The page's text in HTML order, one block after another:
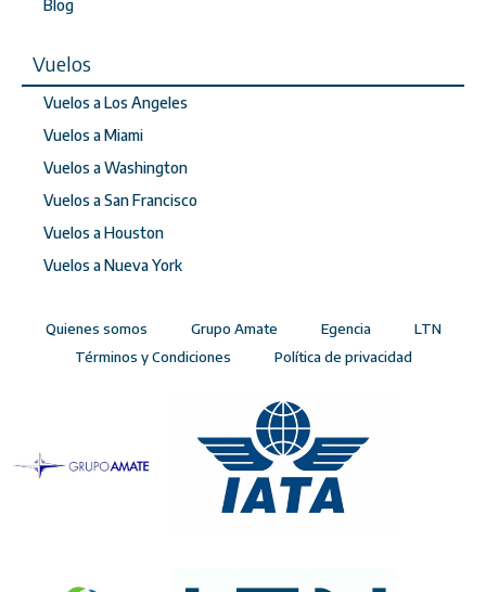
Blog
Vuelos
Vuelos a Los Angeles
Vuelos a Miami
Vuelos a Washington
Vuelos a San Francisco
Vuelos a Houston
Vuelos a Nueva York
Quienes somos Grupo Amate Egencia
LTN
Términos y Condiciones
Política de privacidad